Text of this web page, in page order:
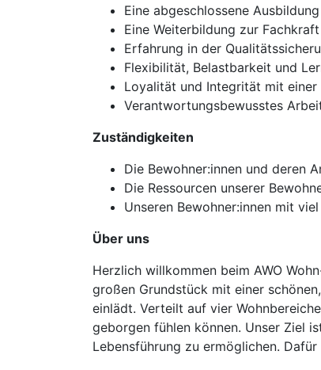
Eine abgeschlossene
Eine Weiterbildung zur
Erfahrung in der
Flexibilität, Belastbarkeit und
Loyalität und Integrität mit einer
Verantwortungsbewusstes
Zuständigkeiten
Die Bewohner:innen und deren
Die Ressourcen unserer
Unseren Bewohner:innen mit
Über uns
Herzlich willkommen beim AWO
großen Grundstück mit einer
einlädt. Verteilt auf vier
geborgen fühlen können. Unser Ziel
Lebensführung zu ermöglichen.